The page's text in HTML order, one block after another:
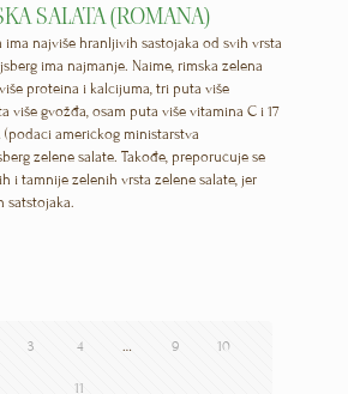
SALATA (ROMANA)
ima najviše hranljivih sastojaka od svih vrsta
ima najmanje. Naime, rimska zelena
proteina i kalcijuma, tri puta više
više gvožđa, osam puta više vitamina C i 17
američkog ministarstva
zelene salate. Takođe, preporučuje se
i tamnije zelenih vrsta zelene salate, jer
satstojaka.
3 4 … 9 10
11